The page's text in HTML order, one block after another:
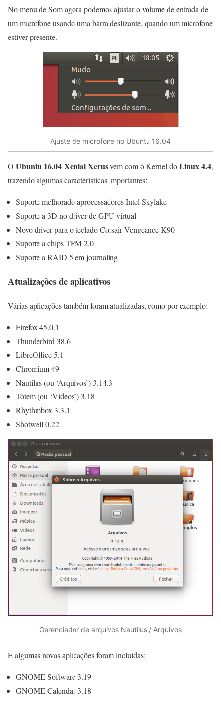
No menu de Som agora podemos ajustar o volume de entrada de
um microfone usando uma barra deslizante, quando um microfone
estiver presente.
Ajuste de microfone no Ubuntu 16.04
O Ubuntu 16.04 Xenial Xerusvem com o Kernel doLinux 4.4,
trazendo algumas características importantes:
Suporte melhorado aprocessadores Intel Skylake
Suporte a 3D no driver de GPU virtual
Novo driver para o teclado Corsair Vengeance K90
Suporte a chips TPM 2.0
Suporte a RAID 5 em journaling
Atualizações de aplicativos
Várias aplicações também foram atualizadas, como por exemplo:
Firefox 45.0.1
Thunderbird 38.6
LibreOffice 5.1
Chromium 49
Nautilus (ou ‘Arquivos’) 3.14.3
Totem (ou ‘Videos’) 3.18
Rhythmbox 3.3.1
Shotwell 0.22
Gerenciador de arquivos Nautilus / Arquivos
E algumas novas aplicações foram incluídas:
GNOME Software 3.19
GNOME Calendar 3.18